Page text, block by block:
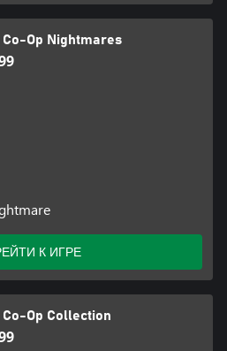
Co-Op Nightmares
К ИГРЕ
Op Collection